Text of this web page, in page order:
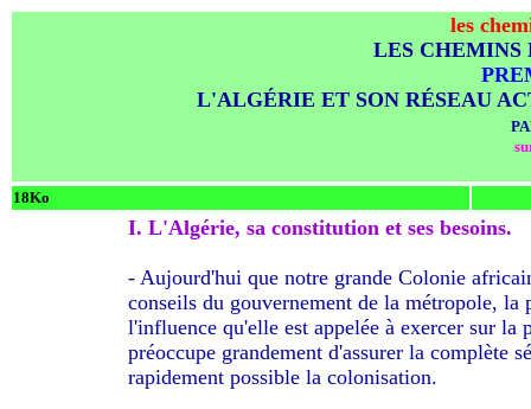
les
LES CHEMINS
L'ALGÉRIE ET SON RÉSEAU
18Ko
I. L'Algérie, sa constitution et ses besoins.
- Aujourd'hui que notre grande Colonie
conseils du gouvernement de la métropole,
l'influence qu'elle est appelée à exercer sur la
préoccupe grandement d'assurer la complète
rapidement possible la colonisation.